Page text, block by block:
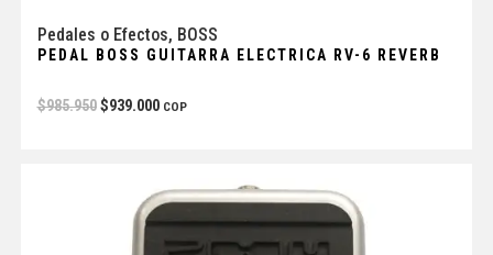
Pedales o Efectos, BOSS
PEDAL BOSS GUITARRA ELECTRICA RV-6 REVERB
$985.950 $939.000 COP